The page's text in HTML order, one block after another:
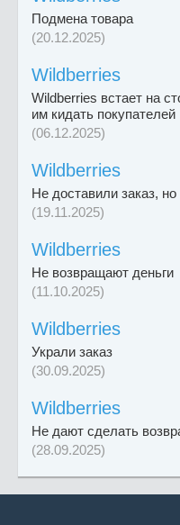
Подмена товара
(20.12.2025)
Wildberries
Wildberries встает на
им кидать покупателей
(06.12.2025)
Wildberries
Не доставили заказ,
(19.11.2025)
Wildberries
Не возвращают деньги
(11.10.2025)
Wildberries
Украли заказ
(30.09.2025)
Wildberries
Не дают сделать
(28.09.2025)